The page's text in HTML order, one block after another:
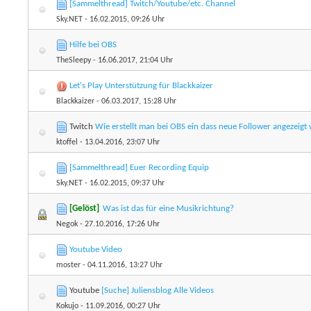
[Sammelthread] Twitch/Youtube/etc. Channel
Sky.NET - 16.02.2015, 09:26 Uhr
Hilfe bei OBS
TheSleepy- 16.06.2017, 21:04 Uhr
Let's Play Unterstützung für Blackkaizer
Blackkaizer - 06.03.2017, 15:28 Uhr
TwitchWie erstellt man bei OBS ein dass neue Follower angezeigt
ktoffel - 13.04.2016, 23:07 Uhr
[Sammelthread] Euer Recording Equip
Sky.NET - 16.02.2015, 09:37 Uhr
[Gelöst] Was ist das für eine Musikrichtung?
Negok - 27.10.2016, 17:26 Uhr
Youtube Video
moster - 04.11.2016, 13:27 Uhr
Youtube [Suche] Juliensblog Alle Videos
Kokujo - 11.09.2016, 00:27 Uhr